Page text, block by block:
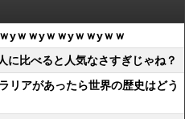
yｗｗyｗｗyｗｗyｗｗ
比べると人気なさすぎじゃね？
リアがあったら世界の歴史はどう